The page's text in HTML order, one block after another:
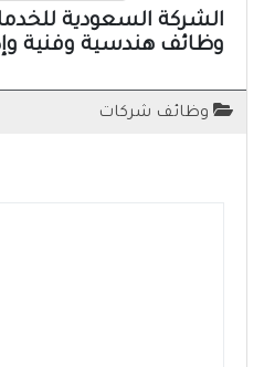
الشركة السعودية
وظائف هندسية وفنية
وظائف شركات